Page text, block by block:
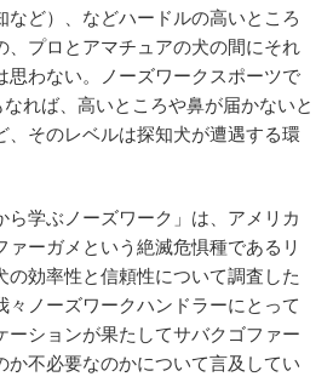
など）、などハードルの高いところ
、プロとアマチュアの犬の間にそれ
思わない。ノーズワークスポーツで
れば、高いところや鼻が届かないと
、そのレベルは探知犬が遭遇する環
ら学ぶノーズワーク」は、アメリカ
ーガメという絶滅危惧種であるリ
の効率性と信頼性について調査した
々ノーズワークハンドラーにとって
ーションが果たしてサバクゴファー
か不必要なのかについて言及してい